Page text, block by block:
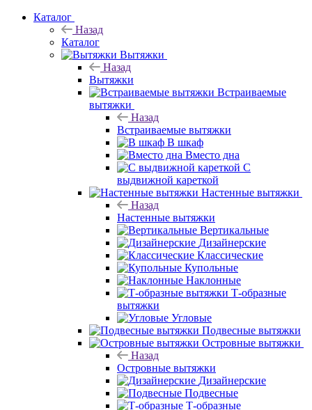
Каталог
Назад
Каталог
Вытяжки
Назад
Вытяжки
Встраиваемые
вытяжки
Назад
Встраиваемые вытяжки
В шкаф
Вместо дна
С
выдвижной кареткой
Настенные вытяжки
Назад
Настенные вытяжки
Вертикальные
Дизайнерские
Классические
Купольные
Наклонные
Т-образные
вытяжки
Угловые
Подвесные вытяжки
Островные вытяжки
Назад
Островные вытяжки
Дизайнерские
Подвесные
Т-образные